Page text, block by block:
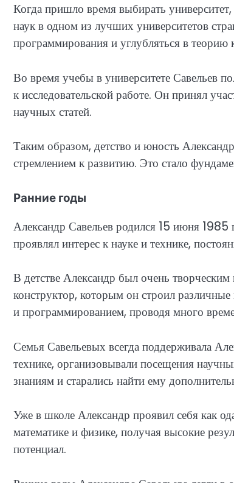
Когда пришло время выбирать
наук в одном из лучших университетов
программирования и углубляться в
Во время учебы в университете Савельев
к исследовательской работе. Он принял
научных статей.
Таким образом, детство и юность
стремлением к развитию. Это стало
Ранние годы
Александр Савельев родился 15 июня 1985
проявлял интерес к науке и технике,
В детстве Александр был очень
конструктор, которым он строил
и программированием, проводя много
Семья Савельевых всегда поддерживала
технике, организовывали посещения
знаниям и старались найти ему
Уже в школе Александр проявил себя как
математике и физике, получая высокие
потенциал.